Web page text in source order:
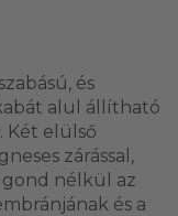
és
alul állítható
Két elülső
zárással,
gond nélkül az
és a